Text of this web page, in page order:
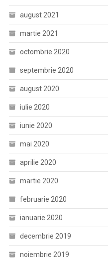
august 2021
martie 2021
octombrie 2020
septembrie 2020
august 2020
iulie 2020
iunie 2020
mai 2020
aprilie 2020
martie 2020
februarie 2020
ianuarie 2020
decembrie 2019
noiembrie 2019